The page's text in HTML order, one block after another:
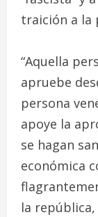
traición a la
“Aquella
apruebe
persona
apoye la
se hagan
económica
la república,